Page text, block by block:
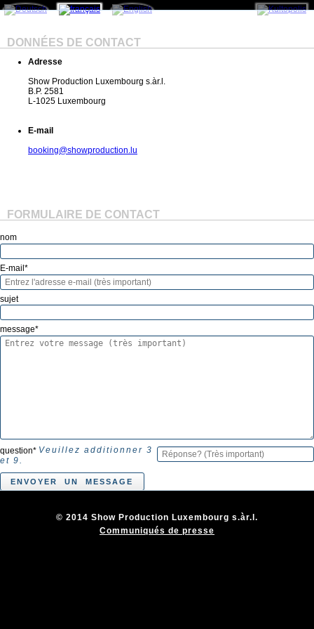
DONNÉES DE CONTACT
Adresse
Show Production Luxembourg s.àr.l.
B.P. 2581
L-1025 Luxembourg
E-mail
booking@showproduction.lu
FORMULAIRE DE CONTACT
nom
E-mail*
sujet
message*
question* Veuillez additionner 3
et 9.
© 2014 Show Production Luxembourg s.àr.l.
Communiqués de presse